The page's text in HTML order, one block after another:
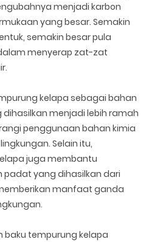
menjadi karbon
yang besar. Semakin
semakin besar pula
menyerap zat-zat
kelapa sebagai bahan
menjadi lebih ramah
penggunaan bahan kimia
Selain itu,
juga membantu
yang dihasilkan dari
manfaat ganda
baku tempurung kelapa